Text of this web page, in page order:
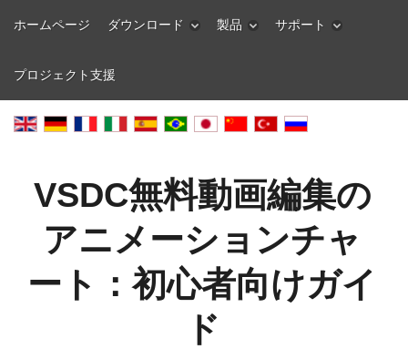
ホームページ ダウンロード 製品 サポート
プロジェクト支援
VSDC無料動画編集の
アニメーションチャ
ート：初心者向けガイ
ド